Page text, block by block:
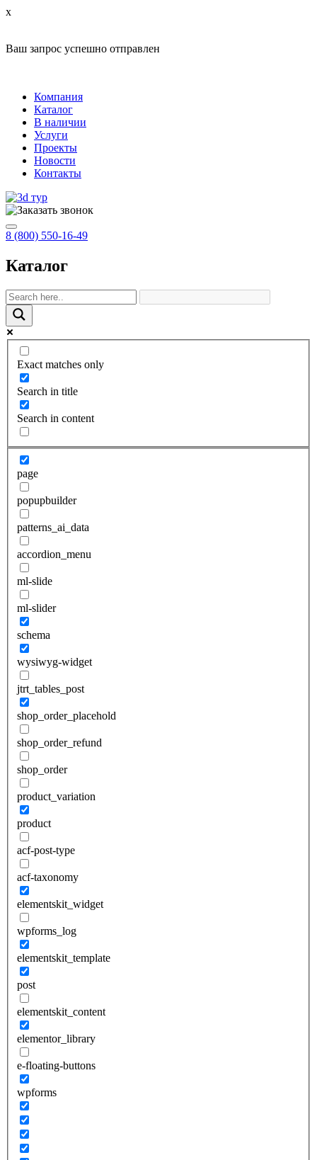
x
Ваш запрос успешно отправлен
Компания
Каталог
В наличии
Услуги
Проекты
Новости
Контакты
8 (800) 550-16-49
Каталог
Exact matches only
Search in title
Search in content
page
popupbuilder
patterns_ai_data
accordion_menu
ml-slide
ml-slider
schema
wysiwyg-widget
jtrt_tables_post
shop_order_placehold
shop_order_refund
shop_order
product_variation
product
acf-post-type
acf-taxonomy
elementskit_widget
wpforms_log
elementskit_template
post
elementskit_content
elementor_library
e-floating-buttons
wpforms